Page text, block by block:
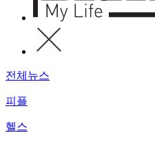
전체뉴스
피플
헬스